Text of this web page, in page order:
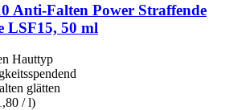
Anti-​Falten Power Straffende
LSF15, 50 ml
Hauttyp
glätten
/ l)